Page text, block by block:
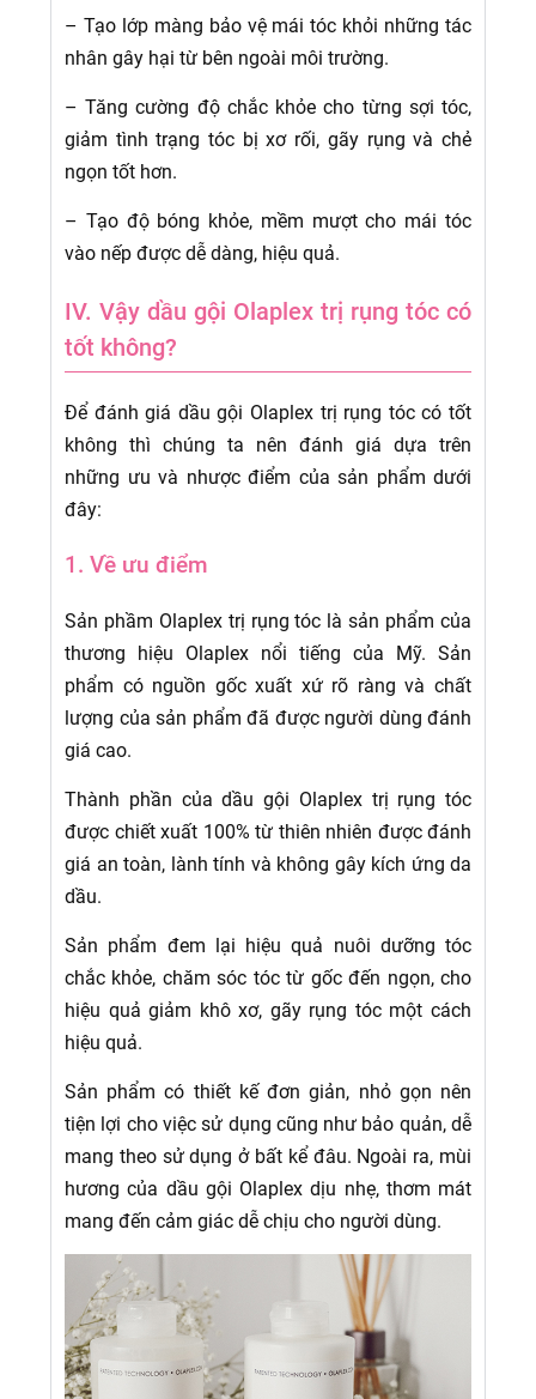
– Tạo lớp màng bảo vệ mái tóc khỏi những tác
nhân gây hại từ bên ngoài môi trường.
– Tăng cường độ chắc khỏe cho từng sợi tóc,
giảm tình trạng tóc bị xơ rối, gãy rụng và chẻ
ngọn tốt hơn.
– Tạo độ bóng khỏe, mềm mượt cho mái tóc
vào nếp được dễ dàng, hiệu quả.
IV. Vậy dầu gội Olaplex trị rụng tóc có
tốt không?
Để đánh giá dầu gội Olaplex trị rụng tóc có tốt
không thì chúng ta nên đánh giá dựa trên
những ưu và nhược điểm của sản phẩm dưới
đây:
1. Về ưu điểm
Sản phầm Olaplex trị rụng tóc là sản phẩm của
thương hiệu Olaplex nổi tiếng của Mỹ. Sản
phẩm có nguồn gốc xuất xứ rõ ràng và chất
lượng của sản phẩm đã được người dùng đánh
giá cao.
Thành phần của dầu gội Olaplex trị rụng tóc
được chiết xuất 100% từ thiên nhiên được đánh
giá an toàn, lành tính và không gây kích ứng da
dầu.
Sản phẩm đem lại hiệu quả nuôi dưỡng tóc
chắc khỏe, chăm sóc tóc từ gốc đến ngọn, cho
hiệu quả giảm khô xơ, gãy rụng tóc một cách
hiệu quả.
Sản phẩm có thiết kế đơn giản, nhỏ gọn nên
tiện lợi cho việc sử dụng cũng như bảo quản, dễ
mang theo sử dụng ở bất kể đâu. Ngoài ra, mùi
hương của dầu gội Olaplex dịu nhẹ, thơm mát
mang đến cảm giác dễ chịu cho người dùng.